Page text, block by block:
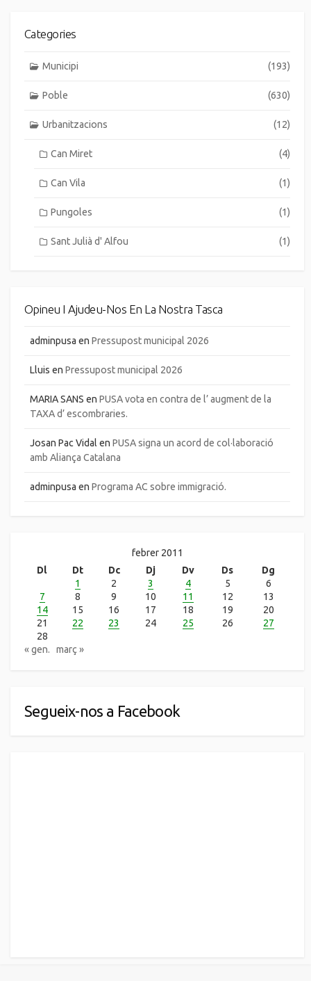
Categories
Municipi (193)
Poble (630)
Urbanitzacions (12)
Can Miret (4)
Can Vila (1)
Pungoles (1)
Sant Julià d' Alfou (1)
Opineu I Ajudeu-Nos En La Nostra Tasca
adminpusa en Pressupost municipal 2026
Lluis en Pressupost municipal 2026
MARIA SANS en PUSA vota en contra de l’ augment de la
TAXA d’ escombraries.
Josan Pac Vidal en PUSA signa un acord de col·laboració
amb Aliança Catalana
adminpusa en Programa AC sobre immigració.
febrer 2011
Dl
Dt Dc Dj Dv Ds
Dg
1
2 3 4 5
6
7
8 9 10 11 12
13
14
15 16 17 18 19
20
21
22 23 24 25 26
27
28
« gen.
març »
Segueix-nos a Facebook